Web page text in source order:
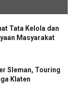
Tata Kelola dan
Masyarakat
Sleman, Touring
Klaten